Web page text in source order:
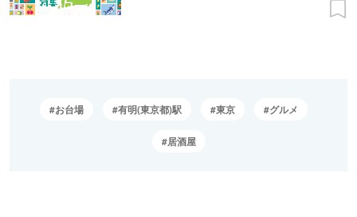
お台場 有明(東京都)駅 東京 グルメ
居酒屋